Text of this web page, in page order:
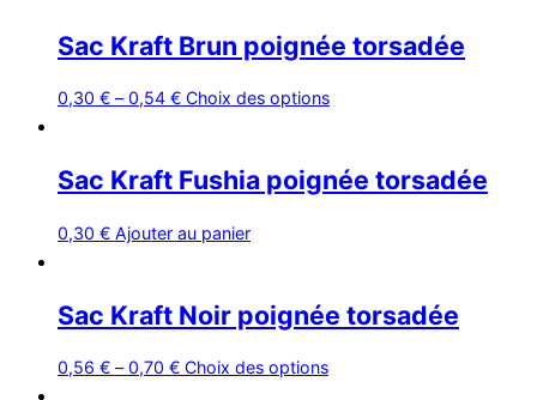
plusieurs
Les
être
page
du
Sac Kraft Brun poignée torsadée
0,30 € –0,54 € Choix des optionsCe
plusieurs
être
Sac Kraft Fushia poignée torsadée
0,30 € Ajouter au panier
Sac Kraft Noir poignée torsadée
0,56 € –0,70 € Choix des optionsCe